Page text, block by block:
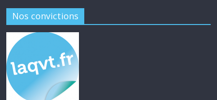
Nos convictions